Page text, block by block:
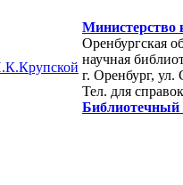
Министерство
Оренбургская
научная
г. Оренбург, ул.
Тел. для
Библиотечный